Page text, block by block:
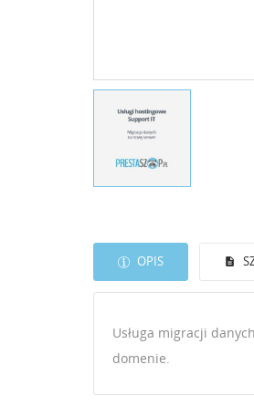
OPIS
Usługa migracji
domenie.